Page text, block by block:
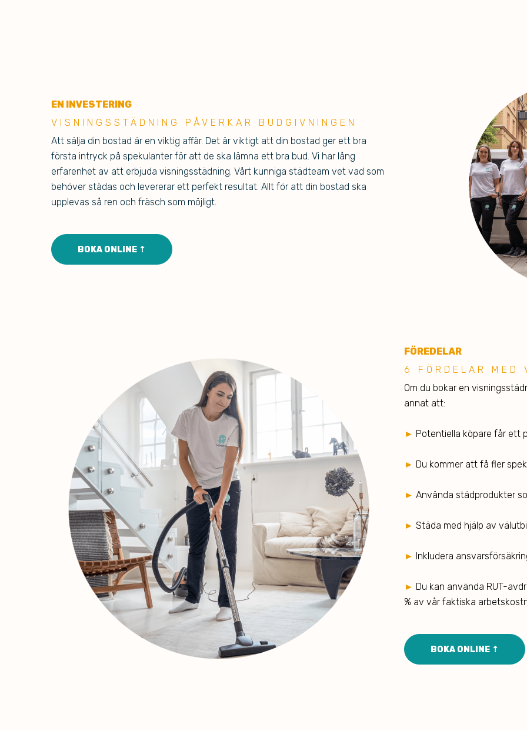
EN INVESTERING
VIS NINGSSTÄDNING PÅVERKAR BUDGIVNINGEN
Att sälja din bostad är en viktig affär. Det är viktigt att din bostad ger ett bra
första intryck på spekulanter för att de ska lämna ett bra bud. Vi har lång
erfarenhet av att erbjuda visningsstädning. Vårt kunniga städteam vet vad som
behöver städas och levererar ett perfekt resultat. Allt för att din bostad ska
upplevas så ren och fräsch som möjligt.
BOKA ONLINE ⇡
FÖREDE LAR
6 FÖRDELAR MED
Om du bokar en
annat att:
► Potentiella köpare får ett
► Du kommer att få fler
► Använda städprodukter
► Städa med hjälp av
► Inkludera
► Du kan använda RUT-
% av vår faktiska
BOKA ONLINE ⇡